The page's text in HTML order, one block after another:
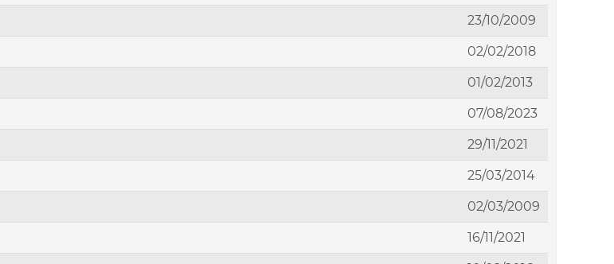
23/10/2009
02/02/2018
01/02/2013
07/08/2023
29/11/2021
25/03/2014
02/03/2009
16/11/2021